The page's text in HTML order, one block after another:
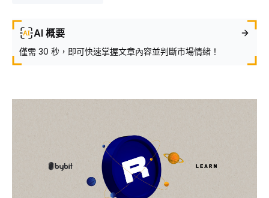
AI 概要
僅需 30 秒，即可快速掌握文章內容並判斷市場情緒！